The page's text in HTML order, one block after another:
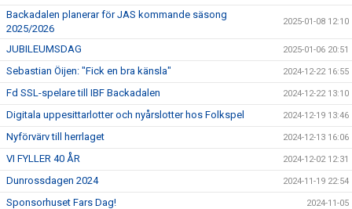
Backadalen planerar för JAS kommande säsong
2025/2026
2025-01-08 12:10
JUBILEUMSDAG 2025-01-06 20:51
Sebastian Öijen: "Fick en bra känsla" 2024-12-22 16:55
Fd SSL-spelare till IBF Backadalen 2024-12-22 13:10
Digitala uppesittarlotter och nyårslotter hos Folkspel 2024-12-19 13:46
Nyförvärv till herrlaget 2024-12-13 16:06
VI FYLLER 40 ÅR 2024-12-02 12:31
Dunrossdagen 2024 2024-11-19 22:54
Sponsorhuset Fars Dag! 2024-11-05